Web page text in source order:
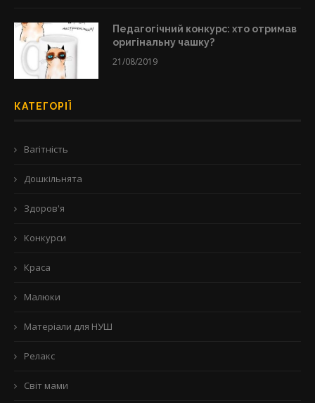
Педагогічний конкурс: хто отримав
оригінальну чашку?
21/08/2019
КАТЕГОРІЇ
Вагітність
Дошкільнята
Здоров'я
Конкурси
Краса
Малюки
Матеріали для НУШ
Релакс
Світ мами